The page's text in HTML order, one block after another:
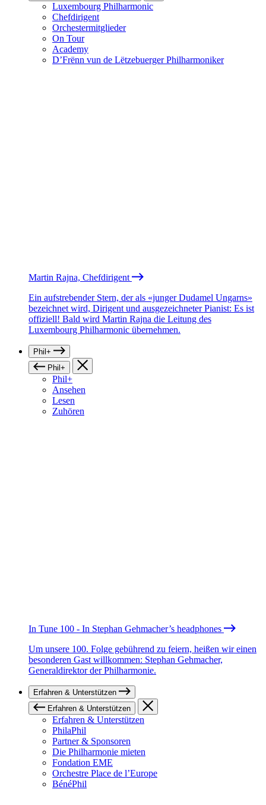
Luxembourg Philharmonic
Chefdirigent
Orchestermitglieder
On Tour
Academy
D’Frënn vun de Lëtzebuerger Philharmoniker
Martin Rajna, Chefdirigent
Ein aufstrebender Stern, der als «junger Dudamel Ungarns»
bezeichnet wird, Dirigent und ausgezeichneter Pianist: Es ist
offiziell! Bald wird Martin Rajna die Leitung des
Luxembourg Philharmonic übernehmen.
Phil+
Phil+
Phil+
Ansehen
Lesen
Zuhören
In Tune 100 - In Stephan Gehmacher’s headphones
Um unsere 100. Folge gebührend zu feiern, heißen wir einen
besonderen Gast willkommen: Stephan Gehmacher,
Generaldirektor der Philharmonie.
Erfahren & Unterstützen
Erfahren & Unterstützen
Erfahren & Unterstützen
PhilaPhil
Partner & Sponsoren
Die Philharmonie mieten
Fondation EME
Orchestre Place de l’Europe
BénéPhil